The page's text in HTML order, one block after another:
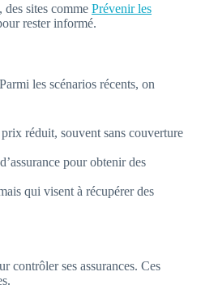
sites comme Prévenir les
rester informé.
les scénarios récents, on
réduit, souvent sans couverture
pour obtenir des
qui visent à récupérer des
contrôler ses assurances. Ces